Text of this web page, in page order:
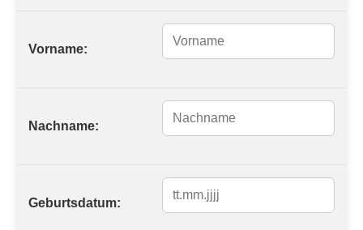
Vorname:
Nachname:
Geburtsdatum: